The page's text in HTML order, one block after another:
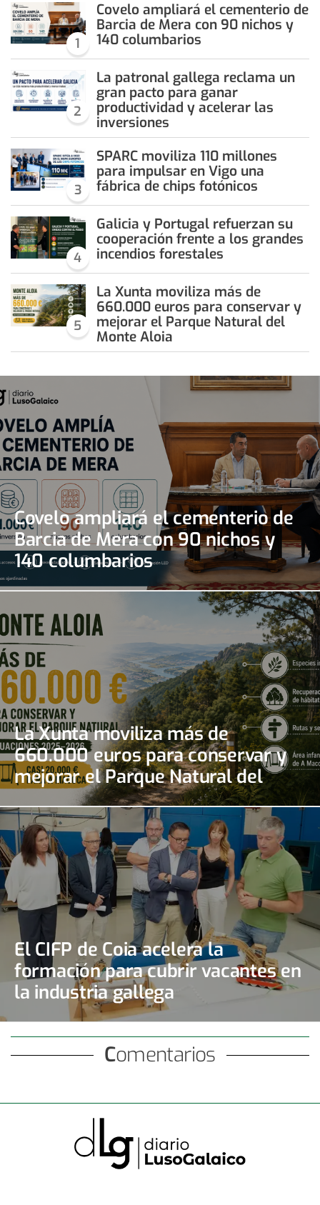
1
Covelo ampliará el cementerio de
Barcia de Mera con 90 nichos y
140 columbarios
2
La patronal gallega reclama un
gran pacto para ganar
productividad y acelerar las
inversiones
3
SPARC moviliza 110 millones
para impulsar en Vigo una
fábrica de chips fotónicos
4
Galicia y Portugal refuerzan su
cooperación frente a los grandes
incendios forestales
5
La Xunta moviliza más de
660.000 euros para conservar y
mejorar el Parque Natural del
Monte Aloia
Covelo ampliará el cementerio de
Barcia de Mera con 90 nichos y
140 columbarios
La Xunta moviliza más de
660.000 euros para conservar y
mejorar el Parque Natural del
Monte Aloia
El CIFP de Coia acelera la
formación para cubrir vacantes en
la industria gallega
Comentarios